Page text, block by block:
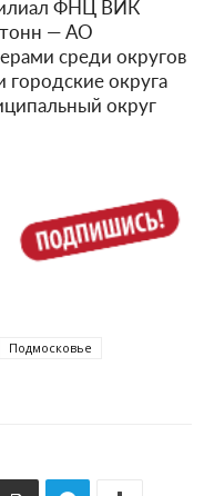
ФНЦ ВИК
тонн — АО
среди округов
округа
округ
Подмосковье